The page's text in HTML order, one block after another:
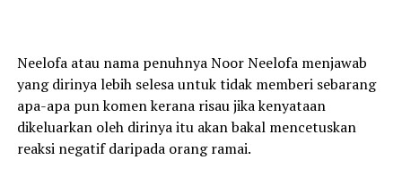
Neelofa atau nama penuhnya Noor Neelofa menjawab
yang dirinya lebih selesa untuk tidak memberi sebarang
apa-apa pun komen kerana risau jika kenyataan
dikeluarkan oleh dirinya itu akan bakal mencetuskan
reaksi negatif daripada orang ramai.